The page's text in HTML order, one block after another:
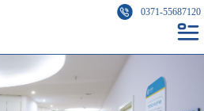
0371-55687120